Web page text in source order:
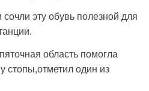
эту обувь полезной для
область помогла
стопы,отметил один из